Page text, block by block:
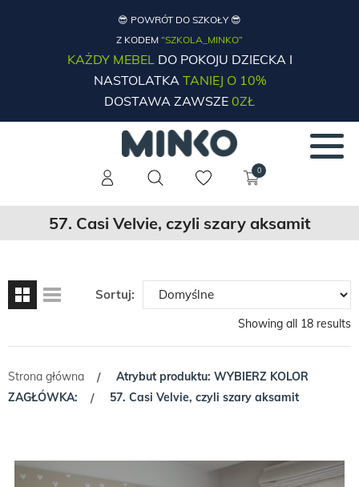
😎 POWRÓT DO SZKOŁY 😎
Z KODEM “SZKOLA_MINKO”
KAŻDY MEBELDO POKOJU DZIECKA I
NASTOLATKATANIEJ O 10%
DOSTAWA ZAWSZE 0ZŁ
0
57. Casi Velvie, czyli szary aksamit
Sortuj:
Showing all 18 results
Strona główna /
Atrybut produktu: WYBIERZ KOLOR
ZAGŁÓWKA:
/ 57. Casi Velvie, czyli szary aksamit